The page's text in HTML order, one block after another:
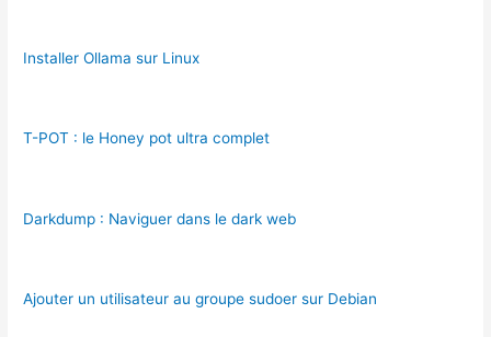
Installer Ollama sur Linux
T-POT : le Honey pot ultra complet
Darkdump : Naviguer dans le dark web
Ajouter un utilisateur au groupe sudoer sur Debian